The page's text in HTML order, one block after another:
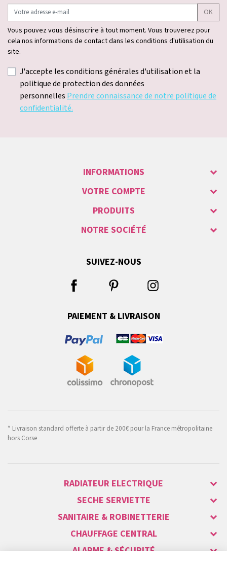
OK
Vous pouvez vous désinscrire à tout moment. Vous trouverez pour
cela nos informations de contact dans les conditions d'utilisation du
site.
J'accepte les conditions générales d'utilisation et la
politique de protection des données
personnelles Prendre connaissance de notre politique de
confidentialité.
INFORMATIONS
VOTRE COMPTE
PRODUITS
NOTRE SOCIÉTÉ
SUIVEZ-NOUS
PAIEMENT & LIVRAISON
* Livraison standard offerte à partir de 200€ pour la France métropolitaine
hors Corse
RADIATEUR ELECTRIQUE
SECHE SERVIETTE
SANITAIRE & ROBINETTERIE
CHAUFFAGE CENTRAL
ALARME & SÉCURITÉ